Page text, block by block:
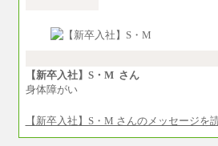
①月給：270,000円～
⑤⑥月給：225,000円～
【新卒入社】S・M さん
身体障がい
【新卒入社】S・M さんのメッセージを